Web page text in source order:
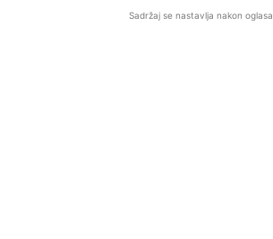
Sadržaj se nastavlja nakon oglasa